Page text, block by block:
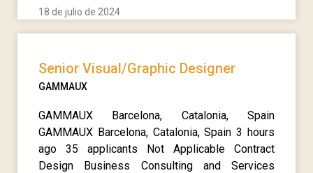
18 de julio de 2024
Senior Visual/Graphic Designer
GAMMAUX
GAMMAUX Barcelona, Catalonia, Spain
GAMMAUX Barcelona, Catalonia, Spain 3 hours
ago 35 applicants Not Applicable Contract
Design Business Consulting and Services